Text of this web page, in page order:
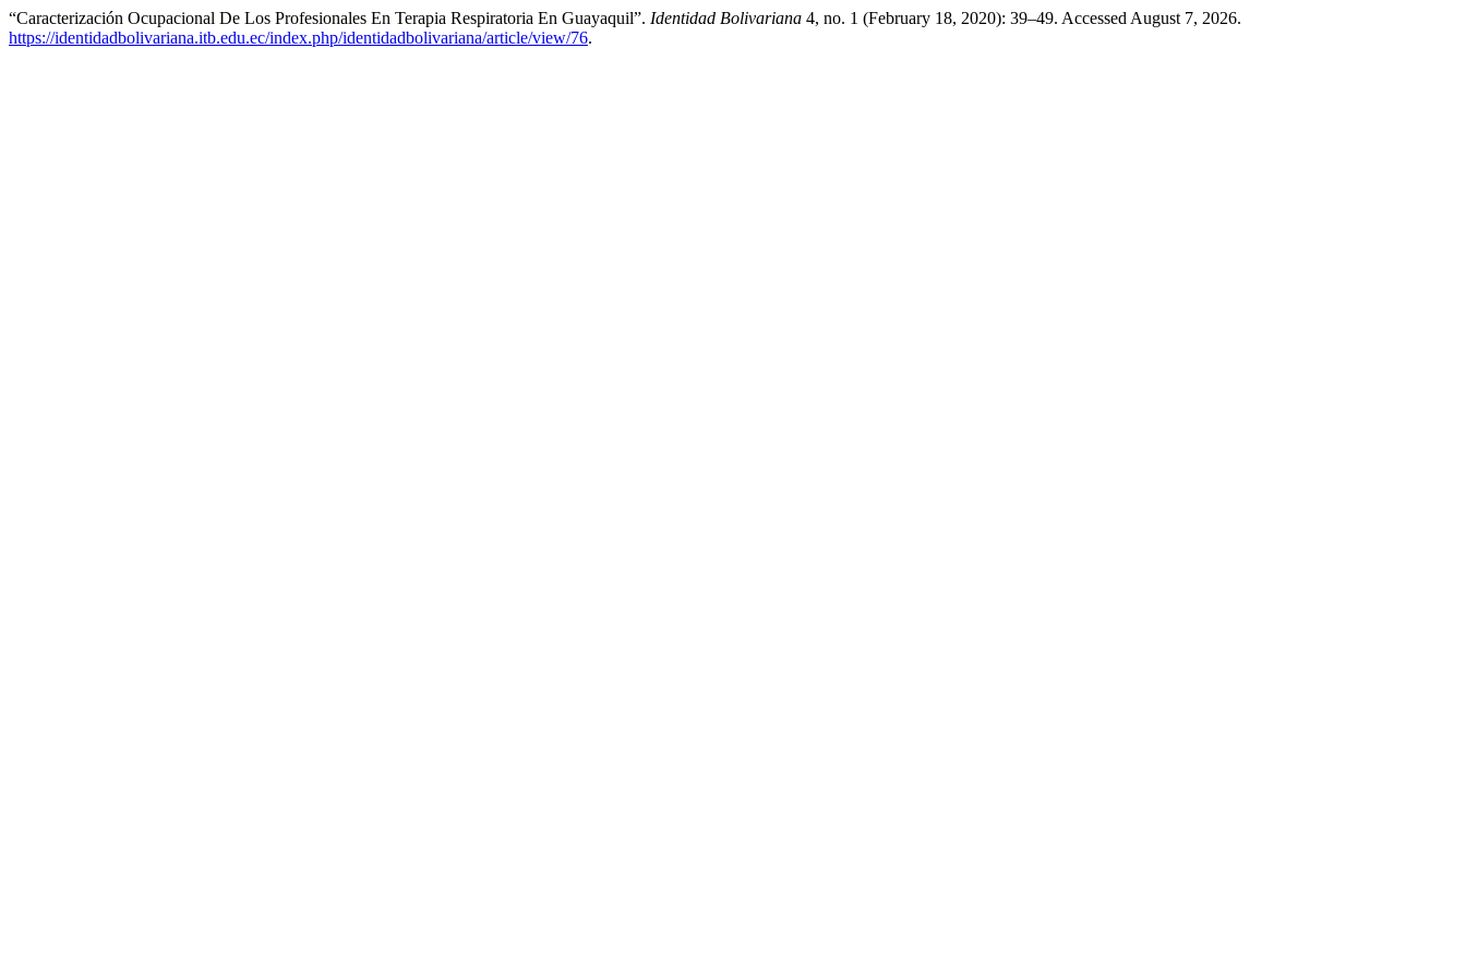
“Caracterización Ocupacional De Los Profesionales En Terapia Respiratoria En Guayaquil”. Identidad Bolivariana 4, no. 1 (February 18, 2020): 39–49. Accessed August 7, 2026.
https://identidadbolivariana.itb.edu.ec/index.php/identidadbolivariana/article/view/76.